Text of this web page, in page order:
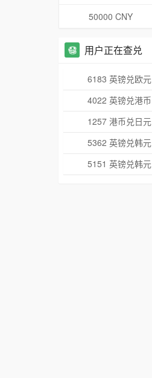
50000 CNY
用户正在查兑
6183 英镑兑欧元
4022 英镑兑港币
1257 港币兑日元
5362 英镑兑韩元
5151 英镑兑韩元